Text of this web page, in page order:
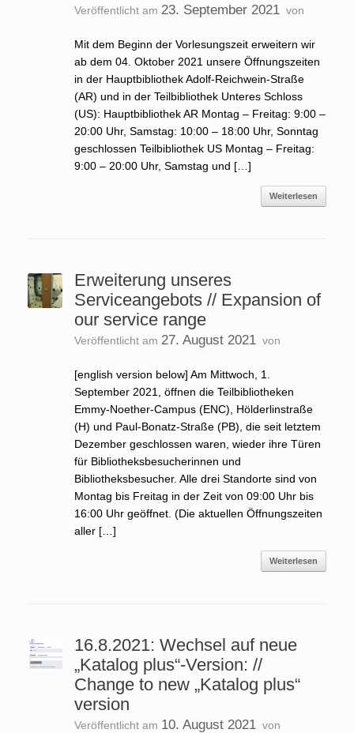
Veröffentlicht am 23. September 2021 von
Mit dem Beginn der Vorlesungszeit erweitern wir
ab dem 04. Oktober 2021 unsere Öffnungszeiten
in der Hauptbibliothek Adolf-Reichwein-Straße
(AR) und in der Teilbibliothek Unteres Schloss
(US): Hauptbibliothek AR Montag – Freitag: 9:00 –
20:00 Uhr, Samstag: 10:00 – 18:00 Uhr, Sonntag
geschlossen Teilbibliothek US Montag – Freitag:
9:00 – 20:00 Uhr, Samstag und […]
Weiterlesen
Erweiterung unseres
Serviceangebots // Expansion of
our service range
Veröffentlicht am 27. August 2021 von
[english version below] Am Mittwoch, 1.
September 2021, öffnen die Teilbibliotheken
Emmy-Noether-Campus (ENC), Hölderlinstraße
(H) und Paul-Bonatz-Straße (PB), die seit letztem
Dezember geschlossen waren, wieder ihre Türen
für Bibliotheksbesucherinnen und
Bibliotheksbesucher. Alle drei Standorte sind von
Montag bis Freitag in der Zeit von 09:00 Uhr bis
16:00 Uhr geöffnet. (Die aktuellen Öffnungszeiten
aller […]
Weiterlesen
16.8.2021: Wechsel auf neue
„Katalog plus“-Version: //
Change to new „Katalog plus“
version
Veröffentlicht am 10. August 2021 von